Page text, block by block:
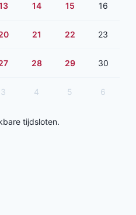
14 15 16
21 22 23
28 29 30
3 4 5 6
tijdsloten.